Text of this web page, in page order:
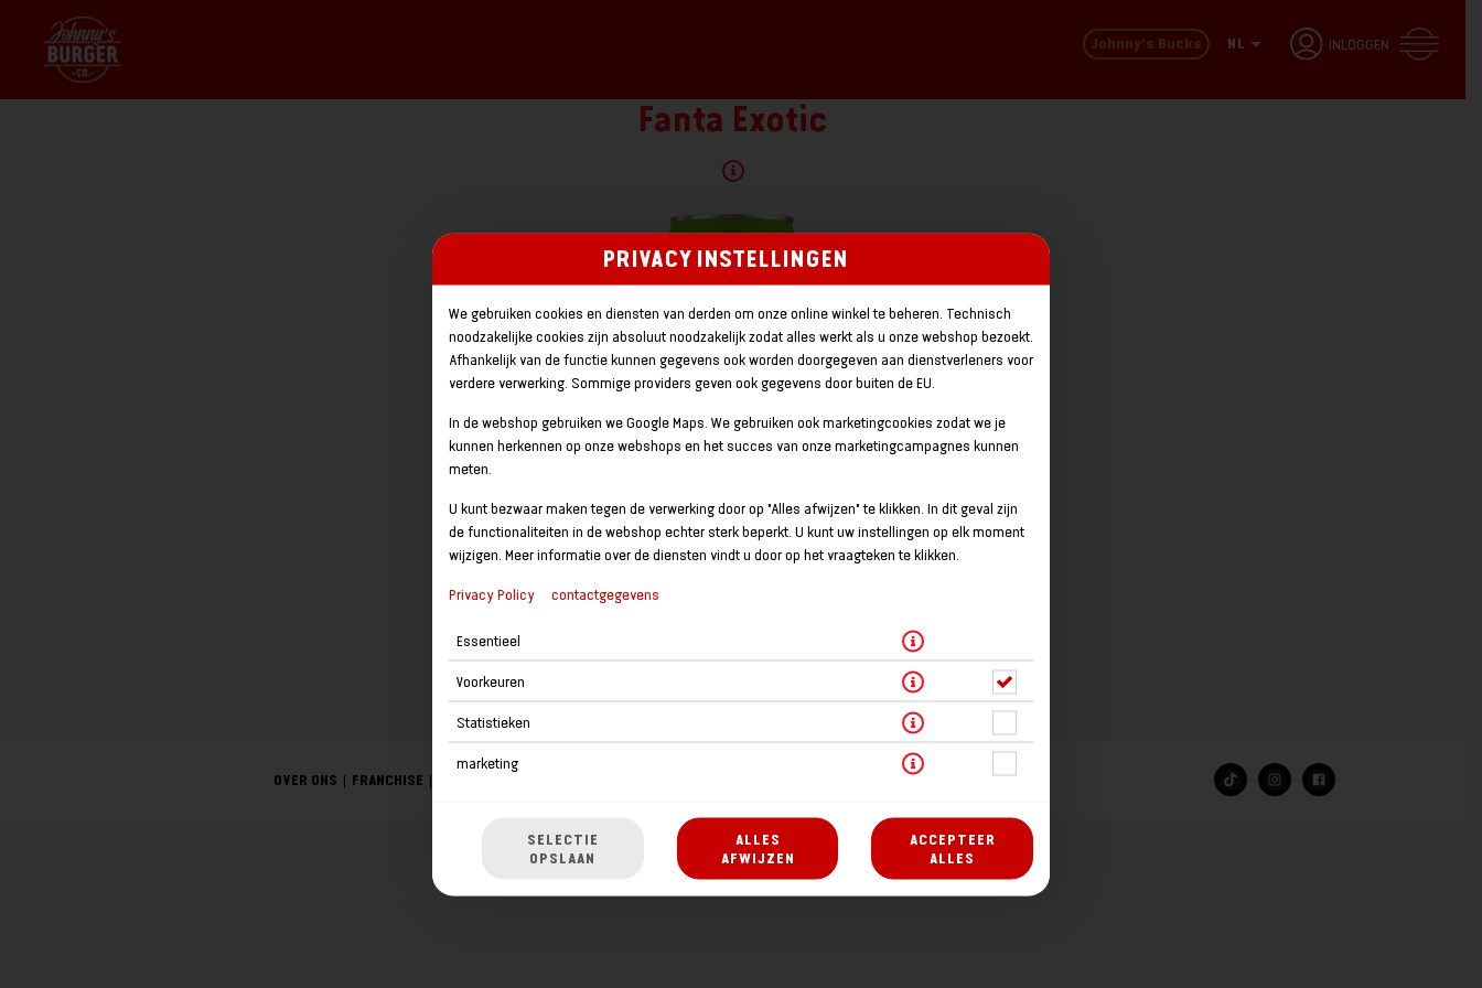
PRIVACY INSTELLINGEN
We gebruiken cookies en diensten van derden om onze online winkel te beheren. Technisch
noodzakelijke cookies zijn absoluut noodzakelijk zodat alles werkt als u onze webshop bezoekt.
Afhankelijk van de functie kunnen gegevens ook worden doorgegeven aan dienstverleners voor
verdere verwerking. Sommige providers geven ook gegevens door buiten de EU.
In de webshop gebruiken we Google Maps. We gebruiken ook marketingcookies zodat we je
kunnen herkennen op onze webshops en het succes van onze marketingcampagnes kunnen
meten.
U kunt bezwaar maken tegen de verwerking door op "Alles afwijzen" te klikken. In dit geval zijn
de functionaliteiten in de webshop echter sterk beperkt. U kunt uw instellingen op elk moment
wijzigen. Meer informatie over de diensten vindt u door op het vraagteken te klikken.
Privacy Policy contactgegevens
Essentieel
Voorkeuren
Statistieken
marketing
SELECTIE
OPSLAAN
ALLES
AFWIJZEN
ACCEPTEER
ALLES
Johnny's Bucks NL
TAAL WIJZIGENINLOGGEN
Fanta Exotic
* Door lokale acties kunnen prijzen per winkel afwijken.
OVER ONS FRANCHISE